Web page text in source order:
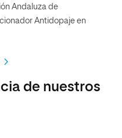
Andaluza de
Antidopaje en
de nuestros